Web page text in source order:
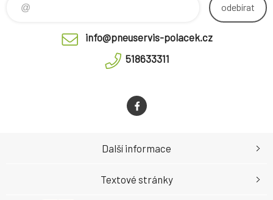
odebírat
info@pneuservis-polacek.cz
518633311
Další informace
Textové stránky